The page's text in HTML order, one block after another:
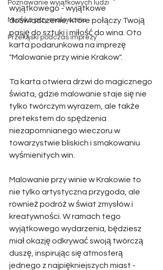
Poznawanie wyjątkowych ludzi
Muzyka przy malowaniu
Przekąski podczas imprezy
wyjątkowego - wyjątkowe
doświadczenie, które połączy Twoją
pasję do sztuki i miłość do wina. Oto
karta podarunkowa na imprezę
"Malowanie przy winie Krakow".
Ta karta otwiera drzwi do magicznego
świata, gdzie malowanie staje się nie
tylko twórczym wyrazem, ale także
pretekstem do spędzenia
niezapomnianego wieczoru w
towarzystwie bliskich i smakowaniu
wyśmienitych win.
Malowanie przy winie w Krakowie to
nie tylko artystyczna przygoda, ale
również podróż w świat zmysłów i
kreatywności. W ramach tego
wyjątkowego wydarzenia, będziesz
miał okazję odkrywać swoją twórczą
duszę, inspirując się atmosferą
jednego z najpiękniejszych miast -